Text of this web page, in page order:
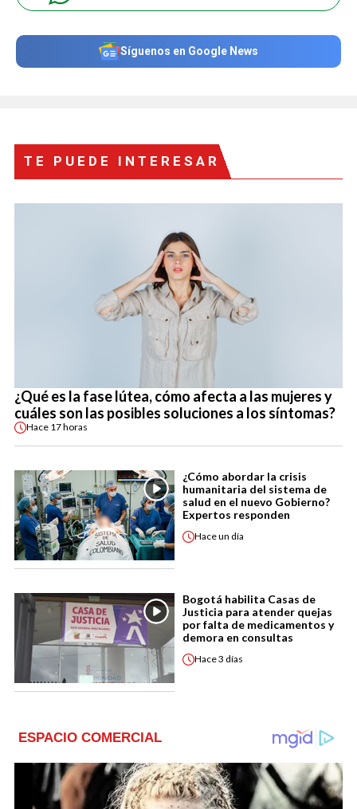
Síguenos en Google News
TE PUEDE INTERESAR
¿Qué es la fase lútea, cómo afecta a las mujeres y
cuáles son las posibles soluciones a los síntomas?
Hace 17 horas
¿Cómo abordar la crisis
humanitaria del sistema de
salud en el nuevo Gobierno?
Expertos responden
Haceun día
Bogotá habilita Casas de
Justicia para atender quejas
por falta de medicamentos y
demora en consultas
Hace3 días